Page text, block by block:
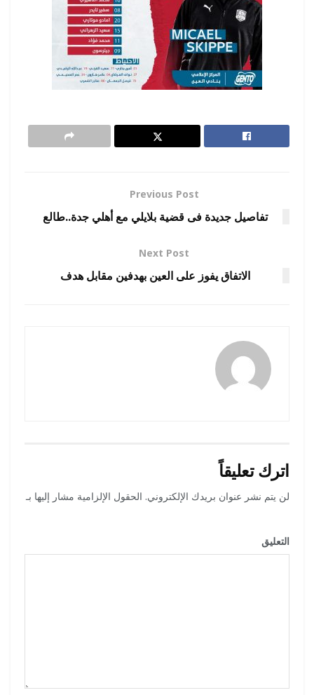
Previous Post
تفاصيل جديدة فى قضية بلايلي مع أهلي جدة..طالع
Next Post
الاتفاق يفوز على العين بهدفين مقابل هدف
اترك تعليقاً
لن يتم نشر عنوان بريدك الإلكتروني. الحقول الإلزامية مشار إليها بـ
التعليق